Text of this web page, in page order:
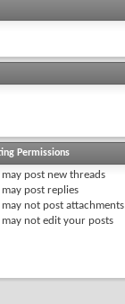
Permissions
may post new threads
may post replies
may not post attachments
may not edit your posts